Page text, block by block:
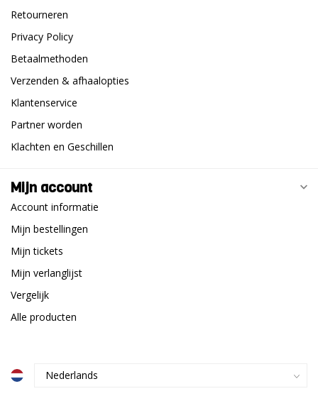
Retourneren
Privacy Policy
Betaalmethoden
Verzenden & afhaalopties
Klantenservice
Partner worden
Klachten en Geschillen
Mijn account
Account informatie
Mijn bestellingen
Mijn tickets
Mijn verlanglijst
Vergelijk
Alle producten